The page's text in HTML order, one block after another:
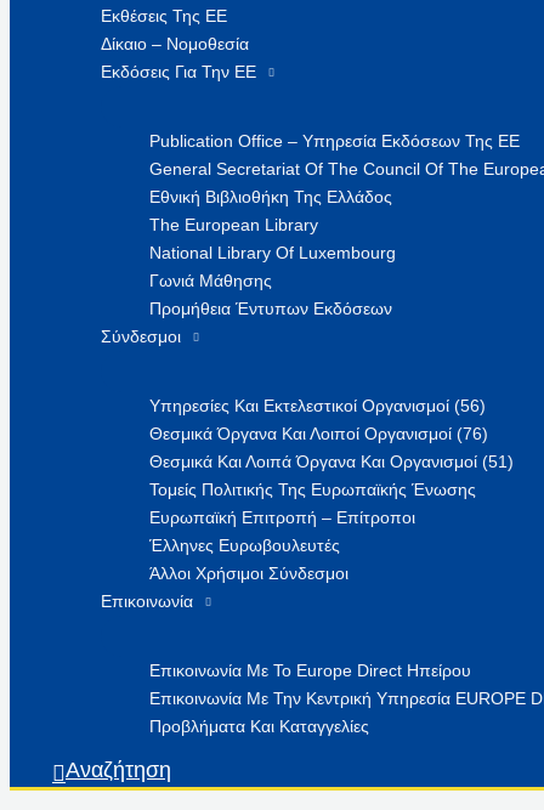
Εκθέσεις Της ΕΕ
Δίκαιο – Νομοθεσία
Εκδόσεις Για Την ΕΕ
Publication Office – Υπηρεσία Εκδόσεων Της ΕΕ
General Secretariat Of The Council Of The
Εθνική Βιβλιοθήκη Της Ελλάδος
The European Library
National Library Of Luxembourg
Γωνιά Μάθησης
Προμήθεια Έντυπων Εκδόσεων
Σύνδεσμοι
Υπηρεσίες Και Εκτελεστικοί Οργανισμοί (56)
Θεσμικά Όργανα Και Λοιποί Οργανισμοί (76)
Θεσμικά Και Λοιπά Όργανα Και Οργανισμοί (51)
Τομείς Πολιτικής Της Ευρωπαϊκής Ένωσης
Ευρωπαϊκή Επιτροπή – Επίτροποι
Έλληνες Ευρωβουλευτές
Άλλοι Χρήσιμοι Σύνδεσμοι
Επικοινωνία
Επικοινωνία Με Το Europe Direct Ηπείρου
Επικοινωνία Με Την Κεντρική Υπηρεσία EUROPE
Προβλήματα Και Καταγγελίες
Αναζήτηση